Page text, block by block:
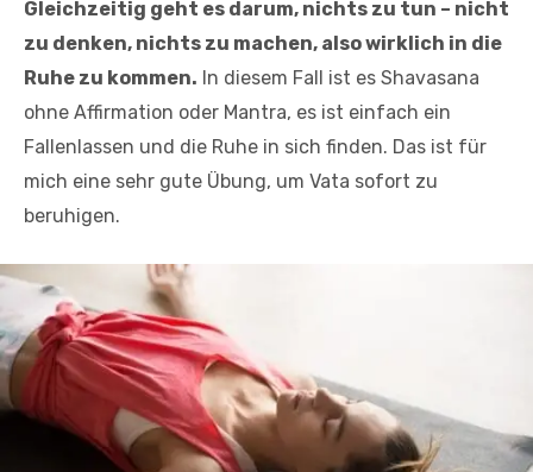
Gleichzeitig geht es darum, nichts zu tun – nicht
zu denken, nichts zu machen, also wirklich in die
Ruhe zu kommen. In diesem Fall ist es Shavasana
ohne Affirmation oder Mantra, es ist einfach ein
Fallenlassen und die Ruhe in sich finden. Das ist für
mich eine sehr gute Übung, um Vata sofort zu
beruhigen.